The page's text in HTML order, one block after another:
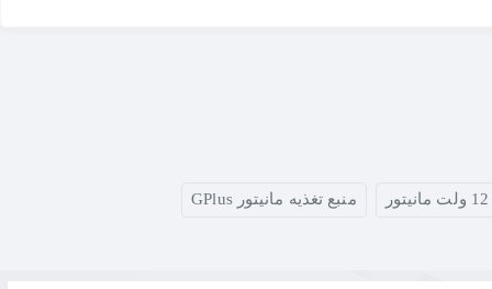
منبع تغذیه مانیتور GPlus